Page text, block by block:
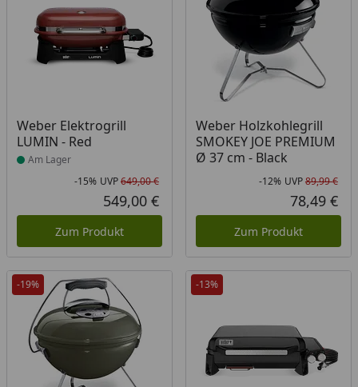
Weber Elektrogrill
LUMIN - Red
Produkt am Lager
Am Lager
Rabatt in Prozent
-15%
Ursprünglicher Preis
UVP649,00 €
Aktueller Preis
549,00 €
Zum Produkt
Weber Holzkohlegrill
SMOKEY JOE PREMIUM
Ø 37 cm - Black
-12% UVP89,99 €
78,49 €
Zum Produkt
-19% -13%